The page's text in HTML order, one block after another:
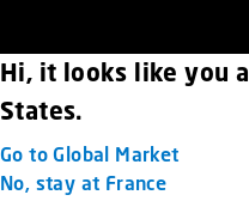
Hi, it looks like you
States.
Go to Global Market
No, stay at France